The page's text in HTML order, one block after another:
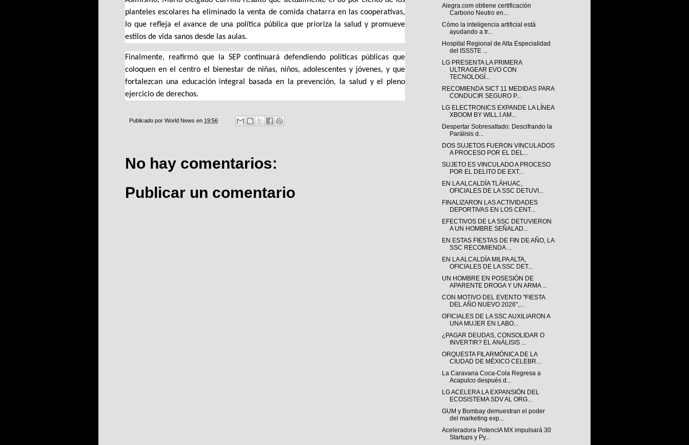
planteles escolares ha eliminado la venta de comida chatarra en las cooperativas,
lo que refleja el avance de una política pública que prioriza la salud y promueve
estilos de vida sanos desde las aulas.
Finalmente, reafirmó que la SEP continuará defendiendo políticas públicas que
coloquen en el centro el bienestar de niñas, niños, adolescentes y jóvenes, y que
fortalezcan una educación integral basada en la prevención, la salud y el pleno
ejercicio de derechos.
Publicado por World News en 19:56
No hay comentarios:
Publicar un comentario
Alegra.com obtiene certificación
Carbono Neutro en...
Cómo la inteligencia artificial está
ayudando a tr...
Hospital Regional de Alta Especialidad
del ISSSTE ...
LG PRESENTA LA PRIMERA
ULTRAGEAR EVO CON
TECNOLOGÍ...
RECOMIENDA SICT 11 MEDIDAS PARA
CONDUCIR SEGURO P...
LG ELECTRONICS EXPANDE LA LÍNEA
XBOOM BY WILL.I.AM...
Despertar Sobresaltado: Descifrando la
Parálisis d...
DOS SUJETOS FUERON VINCULADOS
A PROCESO POR EL DEL...
SUJETO ES VINCULADO A PROCESO
POR EL DELITO DE EXT...
EN LA ALCALDÍA TLÁHUAC,
OFICIALES DE LA SSC DETUVI...
FINALIZARON LAS ACTIVIDADES
DEPORTIVAS EN LOS CENT...
EFECTIVOS DE LA SSC DETUVIERON
A UN HOMBRE SEÑALAD...
EN ESTAS FIESTAS DE FIN DE AÑO, LA
SSC RECOMIENDA ...
EN LA ALCALDÍA MILPA ALTA,
OFICIALES DE LA SSC DET...
UN HOMBRE EN POSESIÓN DE
APARENTE DROGA Y UN ARMA ...
CON MOTIVO DEL EVENTO "FIESTA
DEL AÑO NUEVO 2026",...
OFICIALES DE LA SSC AUXILIARON A
UNA MUJER EN LABO...
¿PAGAR DEUDAS, CONSOLIDAR O
INVERTIR? EL ANÁLISIS ...
ORQUESTA FILARMÓNICA DE LA
CIUDAD DE MÉXICO CELEBR...
La Caravana Coca-Cola Regresa a
Acapulco después d...
LG ACELERA LA EXPANSIÓN DEL
ECOSISTEMA SDV AL ORG...
GUM y Bombay demuestran el poder
del marketing exp...
Aceleradora PotencIA MX impulsará 30
Startups y Py...